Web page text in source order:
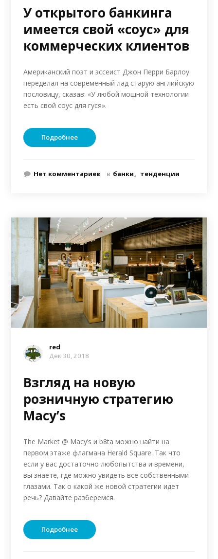
У открытого банкинга
имеется свой «соус» для
коммерческих клиентов
Американский поэт и эссеист Джон Перри Барлоу
переделал на современный лад старую английскую
пословицу, сказав: «У любой мощной технологии
есть свой соус для гуся».
Подробнее
Нет комментариев в банки тенденции
red
Дек 30, 2018
Взгляд на новую
розничную стратегию
Macy’s
The Market @ Macy’s и b8ta можно найти на
первом этаже флагмана Herald Square. Так что
если у вас достаточно любопытства и времени,
вы знаете, где можно увидеть все собственными
глазами. Так о какой же новой стратегии идет
речь? Давайте разберемся.
Подробнее